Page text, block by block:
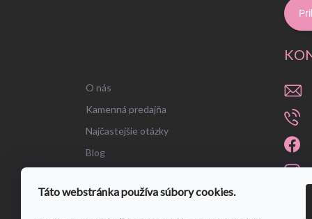
Táto webstránka používa súbory cookies.
O nás
Kamenná predajňa
Najčastejšie otázky
Blog